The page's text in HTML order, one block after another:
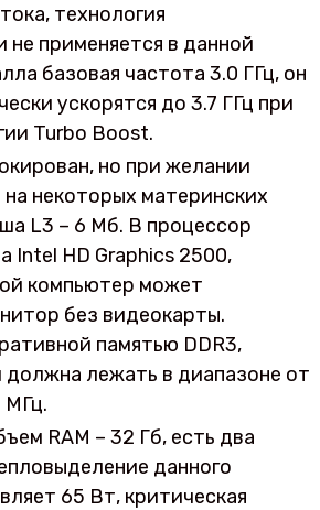
технология
не применяется в данной
базовая частота 3.0 ГГц, он
ускорятся до 3.7 ГГц при
Turbo Boost.
но при желании
некоторых материнских
L3 – 6 Мб. В процессор
Intel HD Graphics 2500,
компьютер может
без видеокарты.
памятью DDR3,
должна лежать в диапазоне от
МГц.
RAM – 32 Гб, есть два
данного
65 Вт, критическая